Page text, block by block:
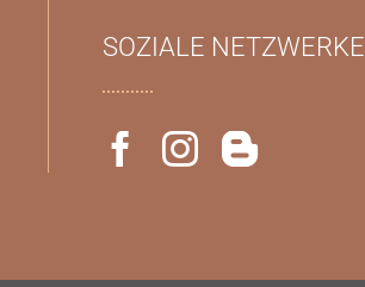
SOZIALE NETZWERKE